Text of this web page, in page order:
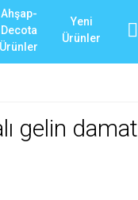
Ahşap-
Decota
Ürünler
Yeni
Ürünler
gelin damat